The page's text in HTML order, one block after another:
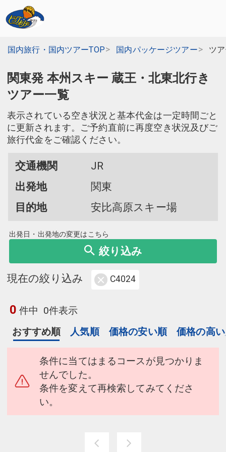
国内旅行・国内ツアーTOP 国内パッケージツアー ツ
関東発 本州スキー 蔵王・北東北行き
ツアー一覧
表示されている空き状況と基本代金は一定時間ごと
に更新されます。ご予約直前に再度空き状況及びご
旅行代金をご確認ください。
交通機関
JR
出発地
関東
目的地
安比高原スキー場
出発日・出発地の変更はこちら
絞り込み
現在の絞り込み C4024
0 件中 0件表示
おすすめ順
人気順 価格の安い順 価格の高
条件に当てはまるコースが見つかりま
せんでした。
条件を変えて再検索してみてくださ
い。